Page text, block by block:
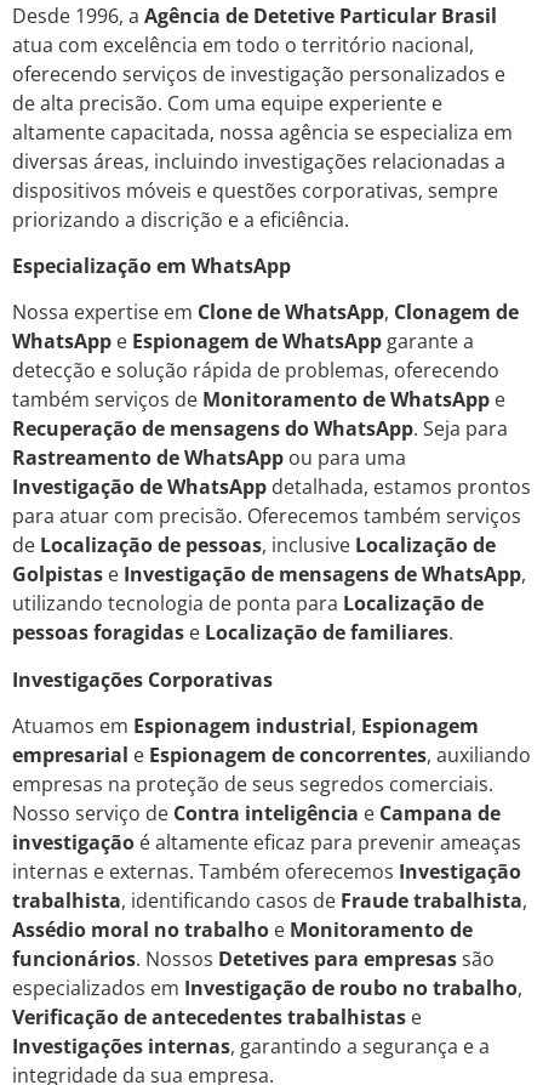
Desde 1996, a Agência de Detetive Particular Brasil
atua com excelência em todo o território nacional,
oferecendo serviços de investigação personalizados e
de alta precisão. Com uma equipe experiente e
altamente capacitada, nossa agência se especializa em
diversas áreas, incluindo investigações relacionadas a
dispositivos móveis e questões corporativas, sempre
priorizando a discrição e a eficiência.
Especialização em WhatsApp
Nossa expertise em Clone de WhatsApp, Clonagem de
WhatsApp e Espionagem de WhatsAppgarante a
detecção e solução rápida de problemas, oferecendo
também serviços de Monitoramento de WhatsApp e
Recuperação de mensagens do WhatsApp. Seja para
Rastreamento de WhatsApp ou para uma
Investigação de WhatsApp detalhada, estamos prontos
para atuar com precisão. Oferecemos também serviços
de Localização de pessoas, inclusive Localização de
Golpistas e Investigação de mensagens de WhatsApp,
utilizando tecnologia de ponta para Localização de
pessoas foragidas e Localização de familiares.
Investigações Corporativas
Atuamos em Espionagem industrial, Espionagem
empresarial e Espionagem de concorrentes, auxiliando
empresas na proteção de seus segredos comerciais.
Nosso serviço de Contra inteligência e Campana de
investigação é altamente eficaz para prevenir ameaças
internas e externas. Também oferecemos Investigação
trabalhista, identificando casos de Fraude trabalhista,
Assédio moral no trabalho e Monitoramento de
funcionários. Nossos Detetives para empresassão
especializados em Investigação de roubo no trabalho,
Verificação de antecedentes trabalhistas e
Investigações internas, garantindo a segurança e a
integridade da sua empresa.